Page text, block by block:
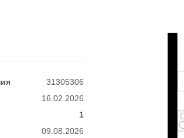
31305306
16.02.2026
1
09.08.2026